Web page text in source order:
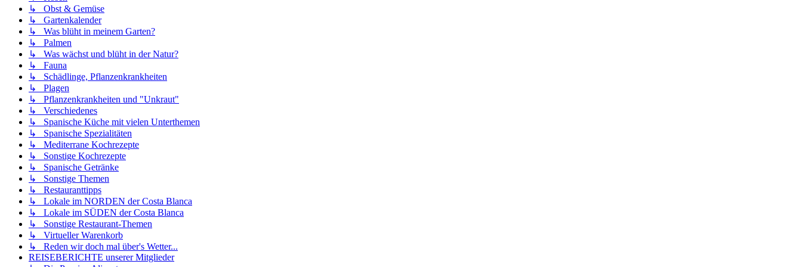
↳ Obst & Gemüse
↳ Gartenkalender
↳ Was blüht in meinem Garten?
↳ Palmen
↳ Was wächst und blüht in der Natur?
↳ Fauna
↳ Schädlinge, Pflanzenkrankheiten
↳ Plagen
↳ Pflanzenkrankheiten und "Unkraut"
↳ Verschiedenes
↳ Spanische Küche mit vielen Unterthemen
↳ Spanische Spezialitäten
↳ Mediterrane Kochrezepte
↳ Sonstige Kochrezepte
↳ Spanische Getränke
↳ Sonstige Themen
↳ Restauranttipps
↳ Lokale im NORDEN der Costa Blanca
↳ Lokale im SÜDEN der Costa Blanca
↳ Sonstige Restaurant-Themen
↳ Virtueller Warenkorb
↳ Reden wir doch mal über's Wetter...
REISEBERICHTE unserer Mitglieder